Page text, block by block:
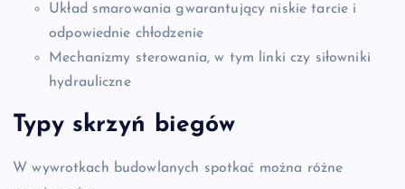
Układ smarowania gwarantujący niskie tarcie i
odpowiednie chłodzenie
Mechanizmy sterowania, w tym linki czy siłowniki
hydrauliczne
Typy skrzyń biegów
W wywrotkach budowlanych spotkać można różne